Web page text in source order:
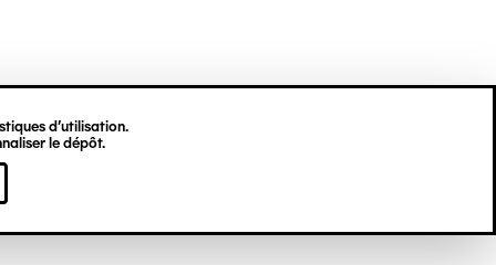
d’utilisation.
le dépôt.